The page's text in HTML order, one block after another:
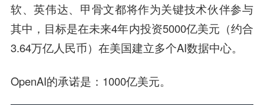
软、英伟达、甲骨文都将作为关键技术伙伴参与
其中，目标是在未来4年内投资5000亿美元（约合
3.64万亿人民币）在美国建立多个AI数据中心。
OpenAI的承诺是：1000亿美元。